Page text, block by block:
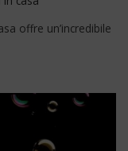
offre un’incredibile